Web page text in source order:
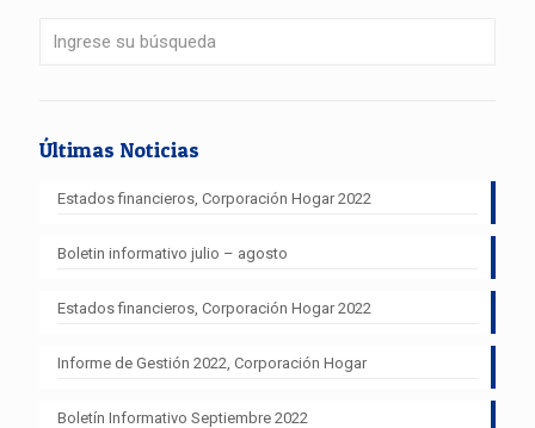
Últimas Noticias
Estados financieros, Corporación Hogar 2022
Boletin informativo julio – agosto
Estados financieros, Corporación Hogar 2022
Informe de Gestión 2022, Corporación Hogar
Boletín Informativo Septiembre 2022